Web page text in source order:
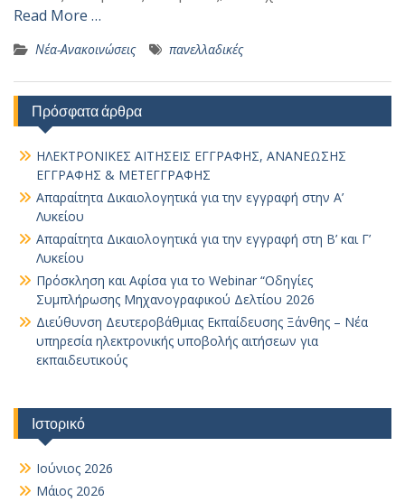
Read More …
Νέα-Ανακοινώσεις πανελλαδικές
Πρόσφατα άρθρα
ΗΛΕΚΤΡΟΝΙΚΕΣ ΑΙΤΗΣΕΙΣ ΕΓΓΡΑΦΗΣ, ΑΝΑΝΕΩΣΗΣ
ΕΓΓΡΑΦΗΣ & ΜΕΤΕΓΓΡΑΦΗΣ
Απαραίτητα Δικαιολογητικά για την εγγραφή στην Α’
Λυκείου
Απαραίτητα Δικαιολογητικά για την εγγραφή στη Β’ και Γ’
Λυκείου
Πρόσκληση και Αφίσα για το Webinar “Οδηγίες
Συμπλήρωσης Μηχανογραφικού Δελτίου 2026
Διεύθυνση Δευτεροβάθμιας Εκπαίδευσης Ξάνθης – Νέα
υπηρεσία ηλεκτρονικής υποβολής αιτήσεων για
εκπαιδευτικούς
Ιστορικό
Ιούνιος 2026
Μάιος 2026